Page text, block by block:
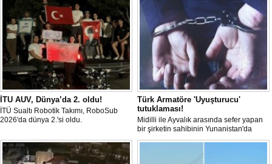
İTU AUV, Dünya’da 2. oldu!
İTÜ Sualtı Robotik Takımı, RoboSub
2026'da dünya 2.'si oldu.
Türk Armatöre 'Uyuşturucu'
tutuklaması!
Midilli ile Ayvalık arasında sefer yapan
bir şirketin sahibinin Yunanistan'da
tutuklandığı bildirildi.